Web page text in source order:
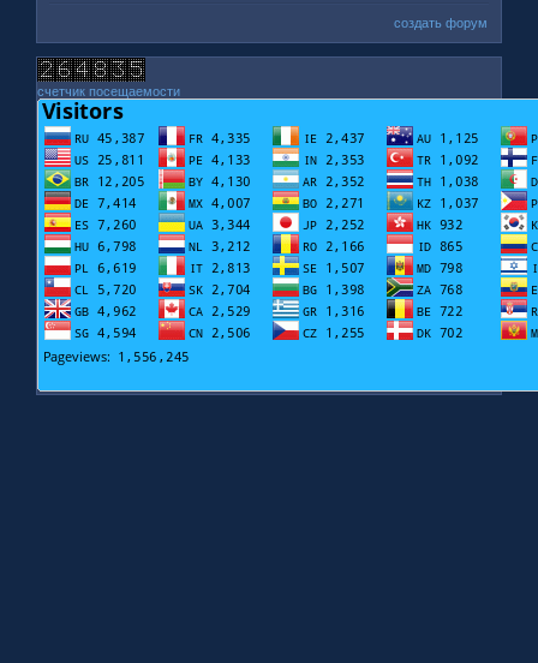
создать форум
счетчик посещаемости